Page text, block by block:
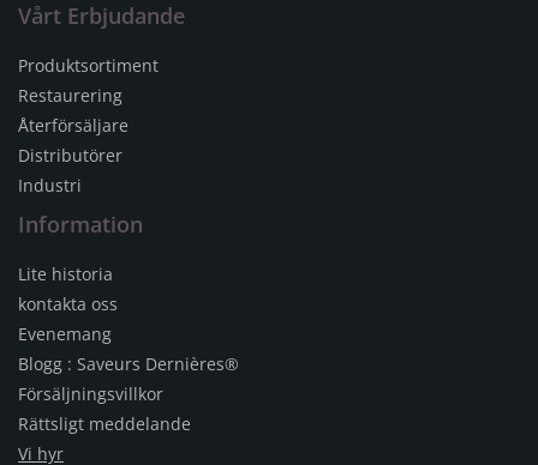
Vårt Erbjudande
Produktsortiment
Restaurering
Återförsäljare
Distributörer
Industri
Information
Lite historia
kontakta oss
Evenemang
Blogg : Saveurs Dernières®
Försäljningsvillkor
Rättsligt meddelande
Vi hyr